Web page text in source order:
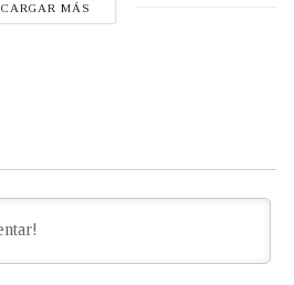
CARGAR MÁS